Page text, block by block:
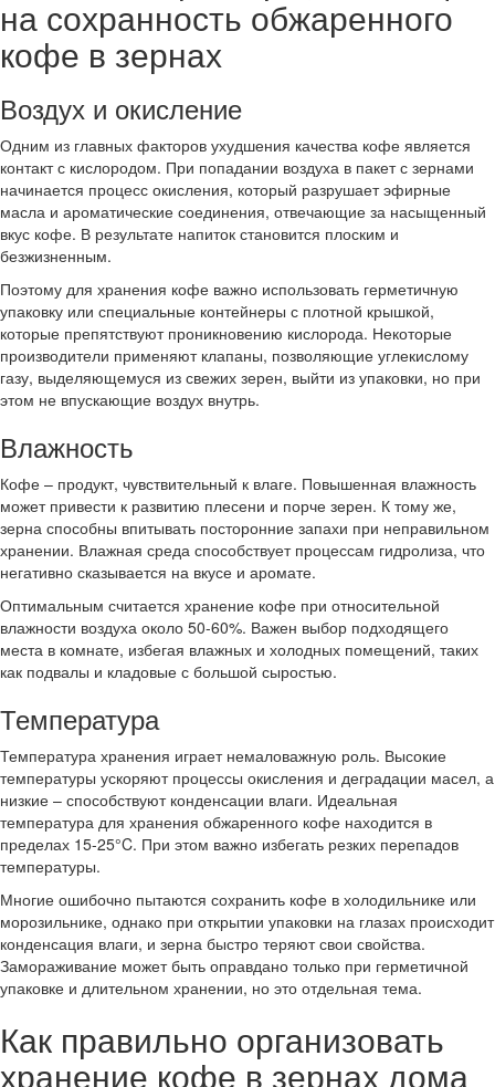
на сохранность обжаренного
кофе в зернах
Воздух и окисление
Одним из главных факторов ухудшения качества кофе является
контакт с кислородом. При попадании воздуха в пакет с зернами
начинается процесс окисления, который разрушает эфирные
масла и ароматические соединения, отвечающие за насыщенный
вкус кофе. В результате напиток становится плоским и
безжизненным.
Поэтому для хранения кофе важно использовать герметичную
упаковку или специальные контейнеры с плотной крышкой,
которые препятствуют проникновению кислорода. Некоторые
производители применяют клапаны, позволяющие углекислому
газу, выделяющемуся из свежих зерен, выйти из упаковки, но при
этом не впускающие воздух внутрь.
Влажность
Кофе – продукт, чувствительный к влаге. Повышенная влажность
может привести к развитию плесени и порче зерен. К тому же,
зерна способны впитывать посторонние запахи при неправильном
хранении. Влажная среда способствует процессам гидролиза, что
негативно сказывается на вкусе и аромате.
Оптимальным считается хранение кофе при относительной
влажности воздуха около 50-60%. Важен выбор подходящего
места в комнате, избегая влажных и холодных помещений, таких
как подвалы и кладовые с большой сыростью.
Температура
Температура хранения играет немаловажную роль. Высокие
температуры ускоряют процессы окисления и деградации масел, а
низкие – способствуют конденсации влаги. Идеальная
температура для хранения обжаренного кофе находится в
пределах 15-25°C. При этом важно избегать резких перепадов
температуры.
Многие ошибочно пытаются сохранить кофе в холодильнике или
морозильнике, однако при открытии упаковки на глазах происходит
конденсация влаги, и зерна быстро теряют свои свойства.
Замораживание может быть оправдано только при герметичной
упаковке и длительном хранении, но это отдельная тема.
Как правильно организовать
хранение кофе в зернах дома